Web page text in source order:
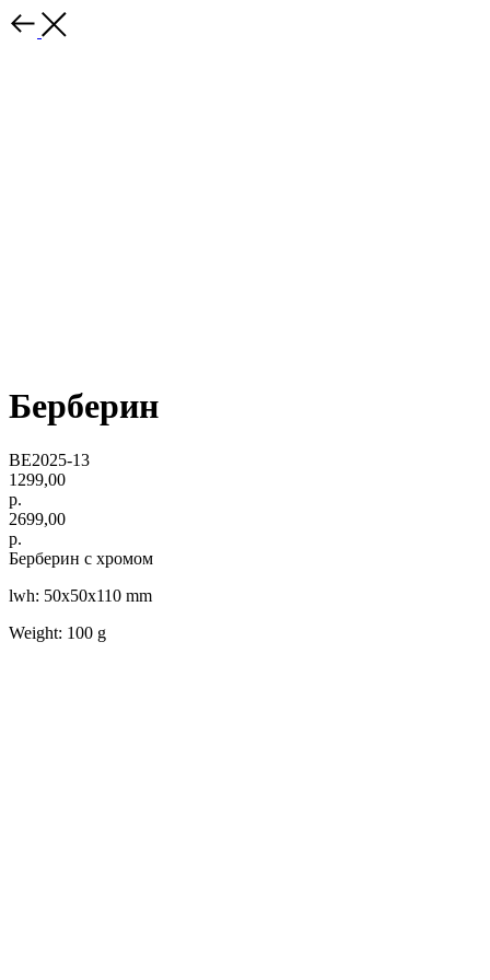
Берберин
BE2025-13
1299,00
р.
2699,00
р.
Берберин с хромом
lwh: 50x50x110 mm
Weight: 100 g